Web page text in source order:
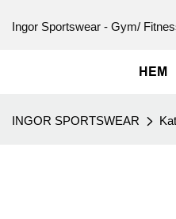
Ingor Sportswear - Gym/
HEM
INGOR SPORTSWEAR